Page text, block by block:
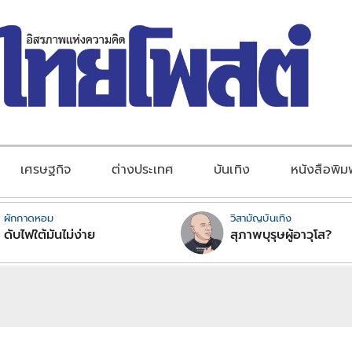
เศรษฐกิจ ต่างประเทศ บันเทิง หนังสือพิ
ผักกาดหอม
ดับไฟใต้มันไม่ง่าย
วิสามัญบันเทิง
สุภาพบุรุษผู้อาวุโส?